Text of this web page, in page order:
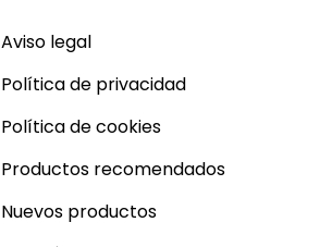
Aviso legal
Política de privacidad
Política de cookies
Productos recomendados
Nuevos productos